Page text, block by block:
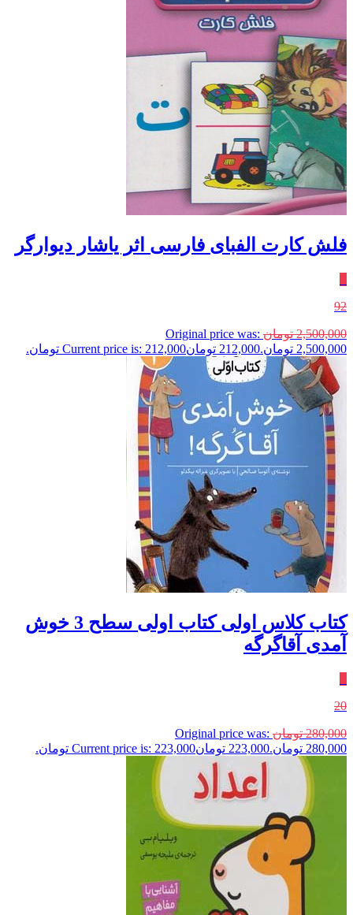
فلش کارت الفبای فارسی اثر یاشار دیوارگر
92
2,500,000 تومان Original price was:
2,500,000 تومان.
212,000 تومانCurrent price is: 212,000 تومان.
کتاب کلاس‌ اولی‌ کتاب‌ اولی سطح 3 خوش‌
آمدی آقاگرگه
20
280,000 تومان Original price was:
280,000 تومان.
223,000 تومانCurrent price is: 223,000 تومان.